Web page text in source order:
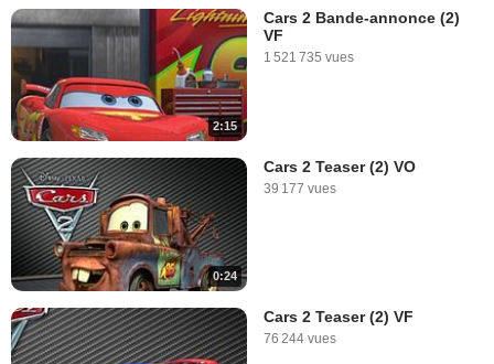
2:15
Cars 2 Bande-annonce (2)
VF
1 521 735 vues
0:24
Cars 2 Teaser (2) VO
39 177 vues
Cars 2 Teaser (2) VF
76 244 vues